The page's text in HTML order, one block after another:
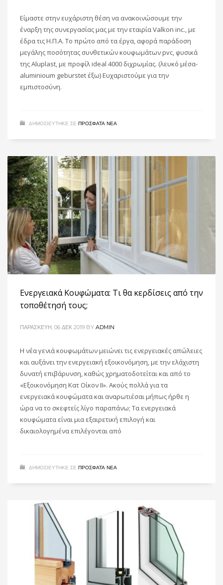
Είμαστε στην ευχάριστη θέση να ανακοινώσουμε την
έναρξη της συνεργασίας μας με την εταιρία Valkon inc., με
έδρα τις Η.Π.Α. Το πρώτο από τα έργα, αφορά παράδοση
μεγάλης ποσότητας συνθετικών κουφωμάτων pvc, φυσικά
της Aluplast, με προφίλ ideal 4000 διχρωμίας. (λευκό μέσα-
aluminioum geburstet έξω) Ευχαριστούμε για την
εμπιστοσύνη.
ΔΗΜΟΣΙΕΥΤΗΚΕ ΣΕ ΠΡΌΣΦΑΤΑ ΝΈΑ
Ενεργειακά Κουφώματα: Τι θα κερδίσεις από την
τοποθέτησή τους;
ΠΑΡΑΣΚΕΥΉ, 06 ΔΕΚ 2019 BY ADMIN
Η νέα γενιά κουφωμάτων μειώνει τις ενεργειακές απώλειες
και αυξάνει την ενεργειακή εξοικονόμηση, με την ελάχιστη
δυνατή επιβάρυνση, καθώς χρηματοδοτείται και από το
«Εξοικονόμηση Κατ Οίκον II». Ακούς πολλά για τα
ενεργειακά κουφώματα και αναρωτιέσαι μήπως ήρθε η
ώρα να το σκεφτείς λίγο παραπάνω; Τα ενεργειακά
κουφώματα είναι μια εξαιρετική επιλογή και
δικαιολογημένα επιλέγονται από
ΔΗΜΟΣΙΕΥΤΗΚΕ ΣΕ ΠΡΌΣΦΑΤΑ ΝΈΑ